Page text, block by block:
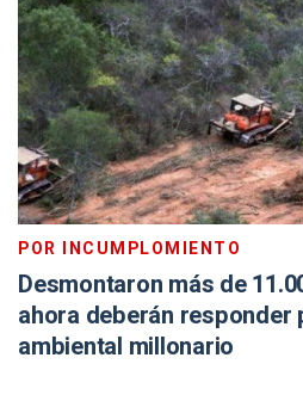
POR INCUMPLOMIENTO
Desmontaron más de
ahora deberán responder
ambiental millonario